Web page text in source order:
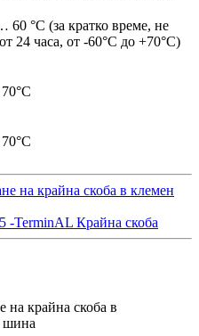
60 °C (за кратко време, не
24 часа, от -60°C до +70°C)
на крайна скоба в клемен
-TerminAL Крайна скоба